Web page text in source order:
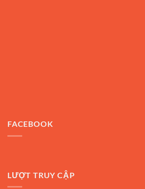
FACEBOOK
LƯỢT TRUY CẬP